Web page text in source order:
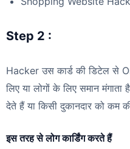
Step 2 :
Hacker उस कार्ड की डिटेल से
लिए या लोगों के लिए समान
देते हैं या किसी दुकानदार को कम
इस तरह से लोग कार्डिंग करते हैं